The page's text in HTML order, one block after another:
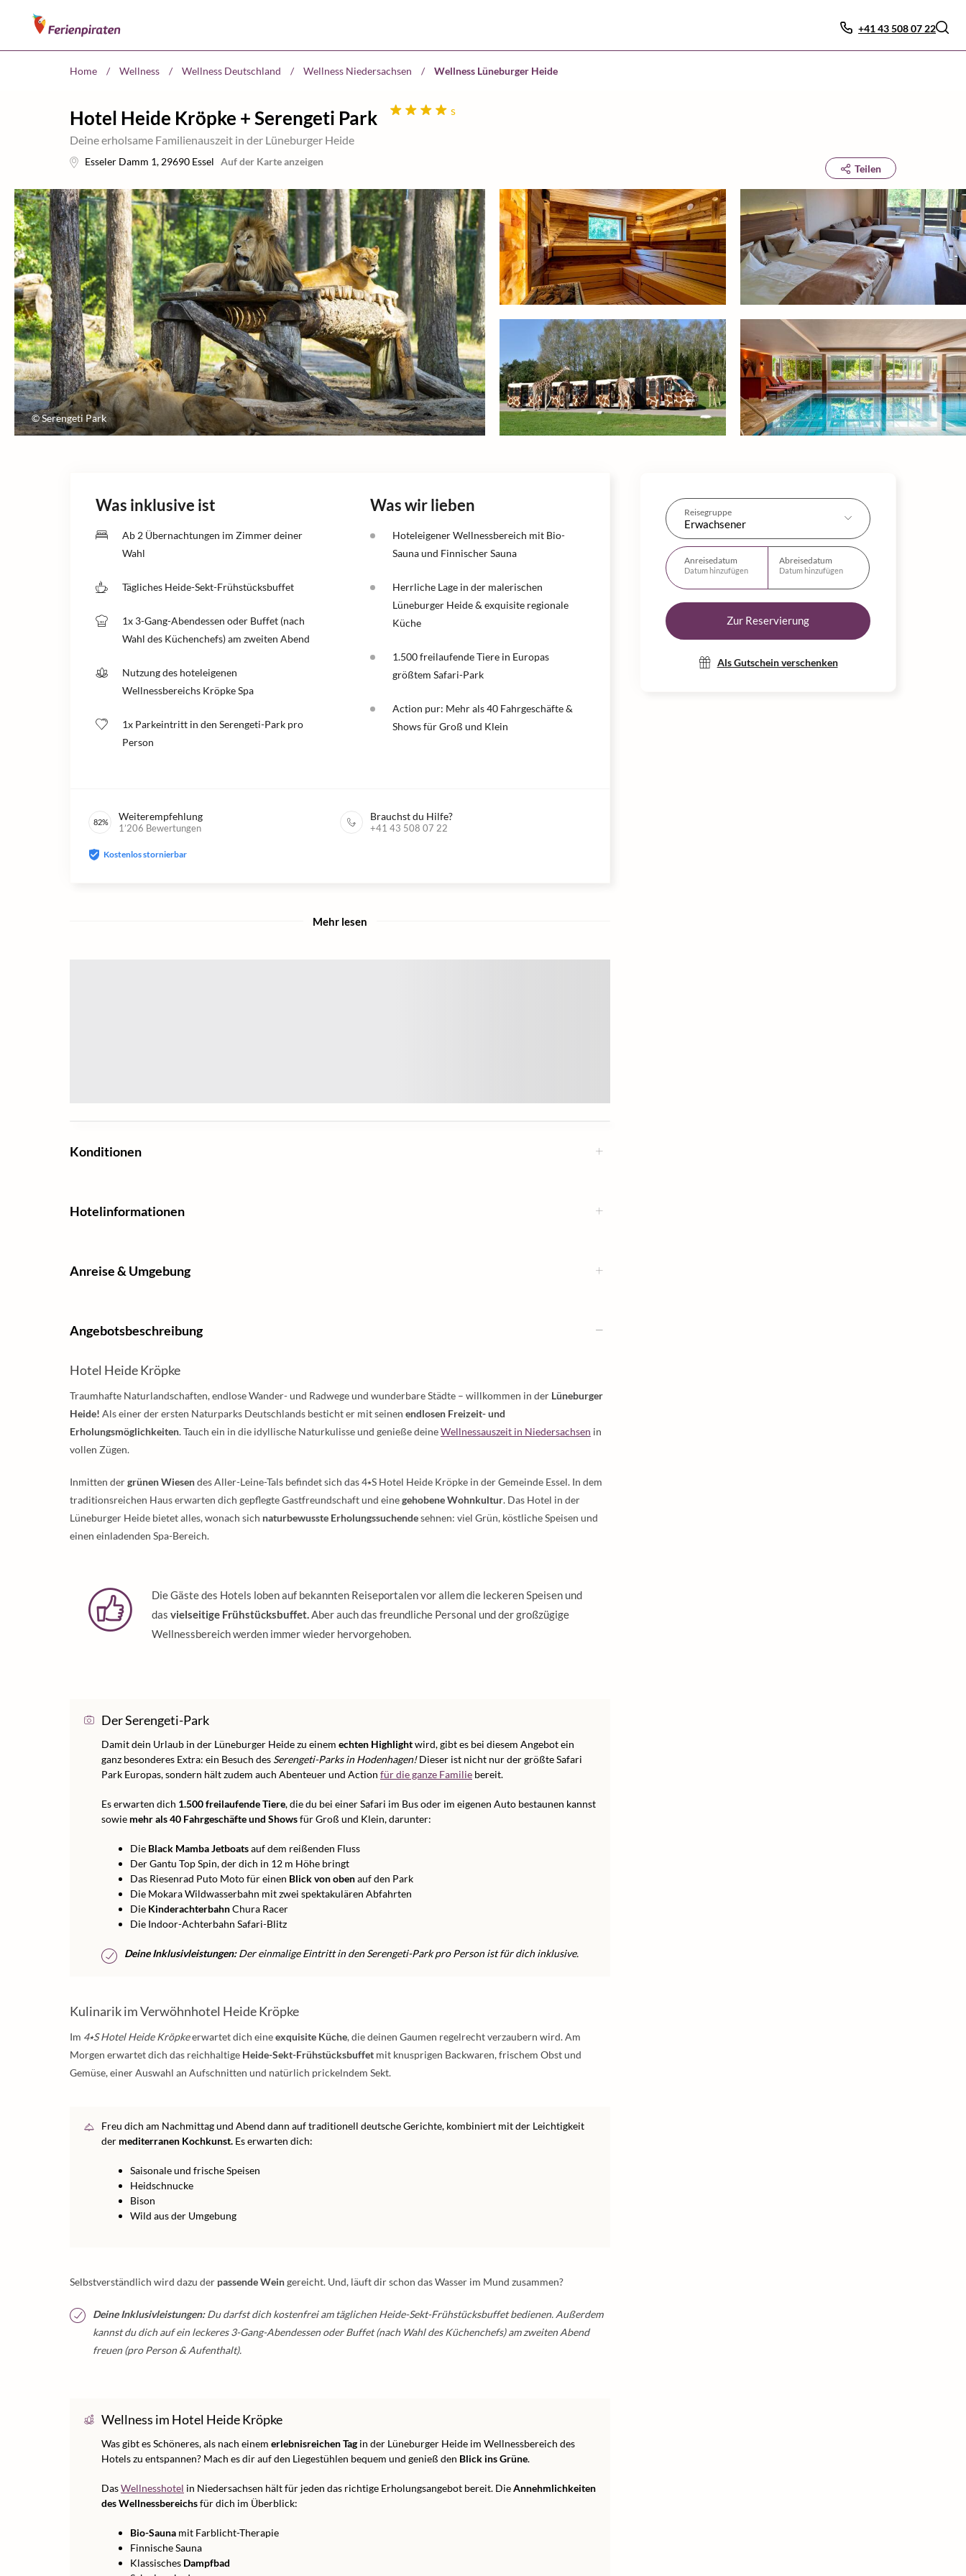
+41 43 508 07 22
Home / Wellness / Wellness Deutschland / Wellness Niedersachsen / Wellness Lüneburger Heide
Hotel Heide Kröpke + Serengeti Park s
Deine erholsame Familienauszeit in der Lüneburger Heide
Esseler Damm 1, 29690 Essel Auf der Karte anzeigen
Teilen
© Serengeti Park
Reisegruppe
Erwachsener
Anreisedatum
Datum hinzufügen
Abreisedatum
Datum hinzufügen
Zur Reservierung
Als Gutschein verschenken
Was inklusive ist
Ab 2 Übernachtungen im Zimmer deiner
Wahl
Tägliches Heide-Sekt-Frühstücksbuffet
1x 3-Gang-Abendessen oder Buffet (nach
Wahl des Küchenchefs) am zweiten Abend
Nutzung des hoteleigenen
Wellnessbereichs Kröpke Spa
1x Parkeintritt in den Serengeti-Park pro
Person
Was wir lieben
Hoteleigener Wellnessbereich mit Bio-
Sauna und Finnischer Sauna
Herrliche Lage in der malerischen
Lüneburger Heide & exquisite regionale
Küche
1.500 freilaufende Tiere in Europas
größtem Safari-Park
Action pur: Mehr als 40 Fahrgeschäfte &
Shows für Groß und Klein
82% Weiterempfehlung
1’206 Bewertungen
Brauchst du Hilfe?
+41 43 508 07 22
Kostenlos stornierbar
Mehr lesen
Konditionen
Hotelinformationen
Anreise & Umgebung
Angebotsbeschreibung
Hotel Heide Kröpke
Traumhafte Naturlandschaften, endlose Wander- und Radwege und wunderbare Städte – willkommen in der Lüneburger
Heide! Als einer der ersten Naturparks Deutschlands besticht er mit seinen endlosen Freizeit- und
Erholungsmöglichkeiten. Tauch ein in die idyllische Naturkulisse und genieße deineWellnessauszeit in Niedersachsen in
vollen Zügen.
Inmitten dergrünen Wiesendes Aller-Leine-Tals befindet sich das 4⭑S Hotel Heide Kröpke in der Gemeinde Essel. In dem
traditionsreichen Haus erwarten dich gepflegte Gastfreundschaft und einegehobene Wohnkultur. Das Hotel in der
Lüneburger Heide bietet alles, wonach sich naturbewusste Erholungssuchendesehnen: viel Grün, köstliche Speisen und
einen einladenden Spa-Bereich.
Die Gäste des Hotels loben auf bekannten Reiseportalen vor allem die leckeren Speisen und
das vielseitige Frühstücksbuffet.Aber auch das freundliche Personal und der großzügige
Wellnessbereich werden immer wieder hervorgehoben.
Der Serengeti-Park
Damit dein Urlaub in der Lüneburger Heide zu einem echten Highlightwird, gibt es bei diesem Angebot ein
ganz besonderes Extra: ein Besuch des Serengeti-Parks in Hodenhagen!Dieser ist nicht nur der größte Safari
Park Europas, sondern hält zudem auch Abenteuer und Action für die ganze Familie bereit.
Es erwarten dich 1.500 freilaufende Tiere, die du bei einer Safari im Bus oder im eigenen Auto bestaunen kannst
sowie mehr als 40 Fahrgeschäfte und Showsfür Groß und Klein, darunter:
Die Black Mamba Jetboatsauf dem reißenden Fluss
Der Gantu Top Spin, der dich in 12 m Höhe bringt
Das Riesenrad Puto Moto für einen Blick von obenauf den Park
Die Mokara Wildwasserbahn mit zwei spektakulären Abfahrten
Die KinderachterbahnChura Racer
Die Indoor-Achterbahn Safari-Blitz
Deine Inklusivleistungen:Der einmalige Eintritt in den Serengeti-Park pro Person ist für dich inklusive.
Kulinarik im Verwöhnhotel Heide Kröpke
Im 4⭑S Hotel Heide Kröpkeerwartet dich eineexquisite Küche, die deinen Gaumen regelrecht verzaubern wird. Am
Morgen erwartet dich das reichhaltige Heide-Sekt-Frühstücksbuffet mit knusprigen Backwaren, frischem Obst und
Gemüse, einer Auswahl an Aufschnitten und natürlich prickelndem Sekt.
Freu dich am Nachmittag und Abend dann auf traditionell deutsche Gerichte, kombiniert mit der Leichtigkeit
der mediterranen Kochkunst. Es erwarten dich:
Saisonale und frische Speisen
Heidschnucke
Bison
Wild aus der Umgebung
Selbstverständlich wird dazu der passende Weingereicht. Und, läuft dir schon das Wasser im Mund zusammen?
Deine Inklusivleistungen:Du darfst dich kostenfrei am täglichen Heide-Sekt-Frühstücksbuffet bedienen. Außerdem
kannst du dich auf ein leckeres 3-Gang-Abendessen oder Buffet (nach Wahl des Küchenchefs) am zweiten Abend
freuen (pro Person & Aufenthalt).
Wellness im Hotel Heide Kröpke
Was gibt es Schöneres, als nach einem erlebnisreichen Tag in der Lüneburger Heide im Wellnessbereich des
Hotels zu entspannen? Mach es dir auf den Liegestühlen bequem und genieß den Blick ins Grüne.
DasWellnesshotel in Niedersachsen hält für jeden das richtige Erholungsangebot bereit. DieAnnehmlichkeiten
des Wellnessbereichsfür dich im Überblick:
Bio-Sauna mit Farblicht-Therapie
Finnische Sauna
Klassisches Dampfbad